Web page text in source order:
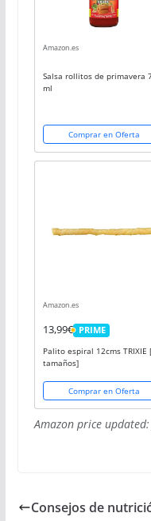
Amazon.es
Salsa rollitos de primavera
ml
Comprar en Oferta
Amazon.es
13,99€ PRIME
PRIME
Palito espiral 12cms TRIXIE
tamaños]
Comprar en Oferta
Amazon price updated:
Consejos de